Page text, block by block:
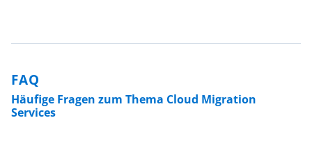
FAQ
Häufige Fragen zum Thema Cloud Migration
Services